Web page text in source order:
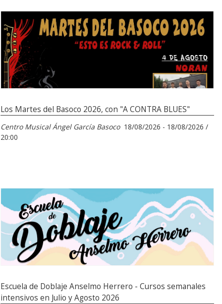
Los Martes del Basoco 2026, con "A CONTRA BLUES"
Centro Musical Ángel García Basoco 18/08/2026 - 18/08/2026 /
20:00
Escuela de Doblaje Anselmo Herrero - Cursos semanales
intensivos en Julio y Agosto 2026